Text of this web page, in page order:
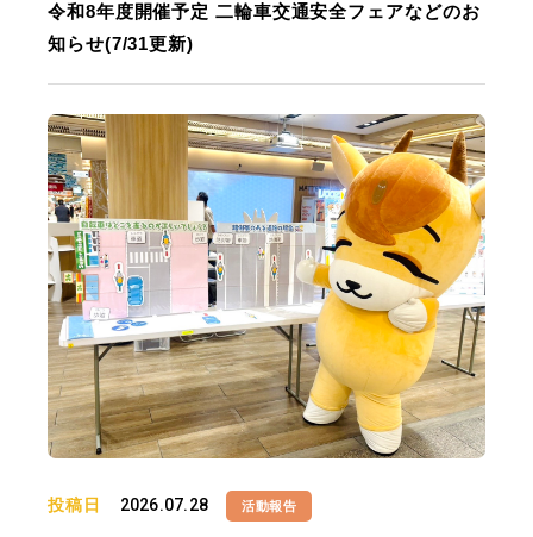
令和8年度開催予定 二輪車交通安全フェアなどのお
知らせ(7/31更新)
投稿日 2026.07.28 活動報告